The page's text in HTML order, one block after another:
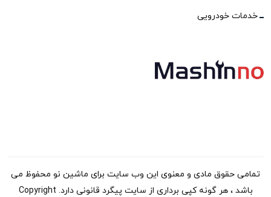
خدمات خودرویی
تمامی حقوق مادی و معنوی این وب سایت برای ماشین نو محفوظ می
باشد ، هر گونه کپی برداری از سایت پیگرد قانونی دارد. Copyright